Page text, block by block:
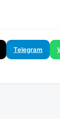
Telegram